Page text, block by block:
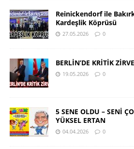
Reinickendorf ile
Kardeşlik Köprüsü
27.05.2026 0
BERLİN’DE KRİTİK ZİRVE
19.05.2026 0
5 SENE OLDU – SENİ
YÜKSEL ERTAN
04.04.2026 0